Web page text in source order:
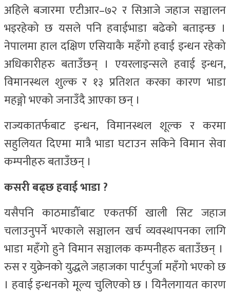
अहिले बजारमा एटीआर–७२ र सिआजे जहाज सञ्चालन
भइरहेको छ यसले पनि हवाईभाडा बढेको बताइन्छ ।
नेपालमा हाल दक्षिण एसियाकै महँगो हवाई इन्धन रहेको
अधिकारीहरु बताउँछन् । एयरलाइन्सले हवाई इन्धन,
विमानस्थल शुल्क र १३ प्रतिशत करका कारण भाडा
महङ्गो भएको जनाउँदै आएका छन् ।
राज्यकातर्फबाट इन्धन, विमानस्थल शूल्क र करमा
सहुलियत दिएमा मात्रै भाडा घटाउन सकिने विमान सेवा
कम्पनीहरु बताउँछन् ।
कसरी बढ्छ हवाई भाडा ?
यसैपनि काठमाडौँबाट एकतर्फी खाली सिट जहाज
चलाउनुपर्ने भएकाले सञ्चालन खर्च व्यवस्थापनका लागि
भाडा महँगो हुने विमान सञ्चालक कम्पनीहरु बताउँछन् ।
रुस र युक्रेनको युद्धले जहाजका पार्टपुर्जा महँगो भएको छ
। हवाई इन्धनको मूल्य चुलिएको छ । यिनैलगायत कारण